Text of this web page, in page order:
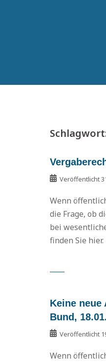
Veröffentlicht
Wenn
die Frage, ob
bei
finden Sie hier.
Keine
Bund,
Veröffentlicht
Wenn